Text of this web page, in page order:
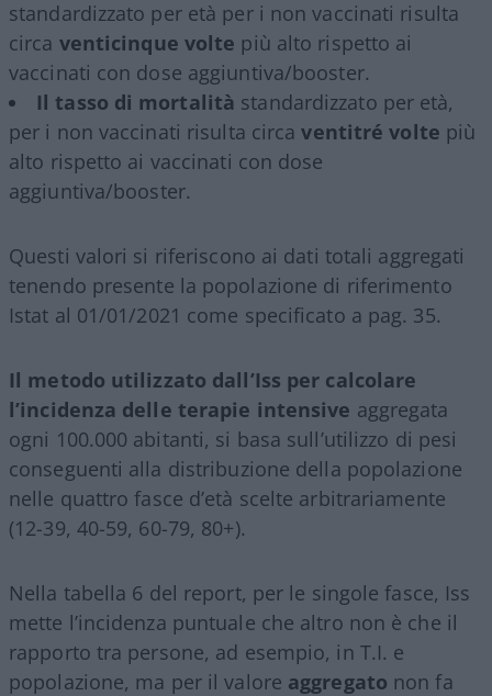
standardizzato per età per i non vaccinati risulta
circa venticinque volte più alto rispetto ai
vaccinati con dose aggiuntiva/booster.
Il tasso di mortalità standardizzato per età,
per i non vaccinati risulta circaventitré volte più
alto rispetto ai vaccinati con dose
aggiuntiva/booster.
Questi valori si riferiscono ai dati totali aggregati
tenendo presente la popolazione di riferimento
Istat al 01/01/2021 come specificato a pag. 35.
Il metodo utilizzato dall’Iss per calcolare
l’incidenza delle terapie intensive aggregata
ogni 100.000 abitanti, si basa sull’utilizzo di pesi
conseguenti alla distribuzione della popolazione
nelle quattro fasce d’età scelte arbitrariamente
(12-39, 40-59, 60-79, 80+).
Nella tabella 6 del report, per le singole fasce, Iss
mette l’incidenza puntuale che altro non è che il
rapporto tra persone, ad esempio, in T.I. e
popolazione, ma per il valore aggregato non fa